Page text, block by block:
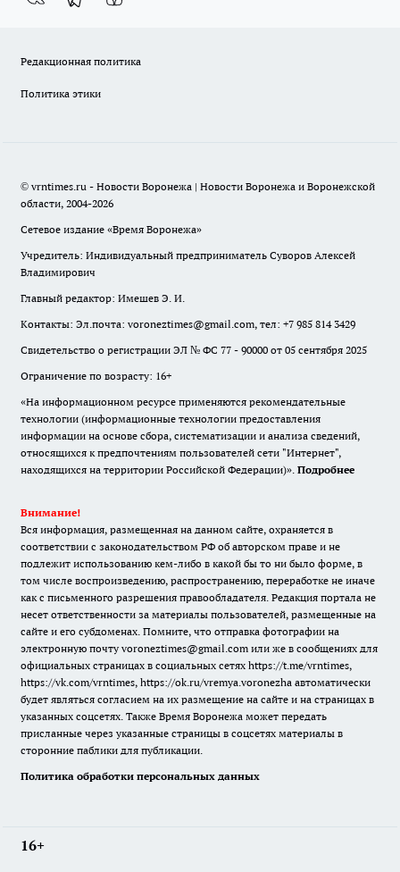
Редакционная политика
Политика этики
© vrntimes.ru - Новости Воронежа | Новости Воронежа и Воронежской
области, 2004-2026
Сетевое издание «Время Воронежа»
Учредитель: Индивидуальный предприниматель Суворов Алексей
Владимирович
Главный редактор: Имешев Э. И.
Контакты: Эл.почта: voroneztimes@gmail.com, тел: +7 985 814 3429
Свидетельство о регистрации ЭЛ № ФС 77 - 90000 от 05 сентября 2025
Ограничение по возрасту: 16+
«На информационном ресурсе применяются рекомендательные
технологии (информационные технологии предоставления
информации на основе сбора, систематизации и анализа сведений,
относящихся к предпочтениям пользователей сети "Интернет",
находящихся на территории Российской Федерации)». Подробнее
Внимание!
Вся информация, размещенная на данном сайте, охраняется в
соответствии с законодательством РФ об авторском праве и не
подлежит использованию кем-либо в какой бы то ни было форме, в
том числе воспроизведению, распространению, переработке не иначе
как с письменного разрешения правообладателя. Редакция портала не
несет ответственности за материалы пользователей, размещенные на
сайте и его субдоменах. Помните, что отправка фотографии на
электронную почту voroneztimes@gmail.com или же в сообщениях для
официальных страницах в социальных сетях https://t.me/vrntimes,
https://vk.com/vrntimes, https://ok.ru/vremya.voronezha автоматически
будет являться согласием на их размещение на сайте и на страницах в
указанных соцсетях. Также Время Воронежа может передать
присланные через указанные страницы в соцсетях материалы в
сторонние паблики для публикации.
Политика обработки персональных данных
16+